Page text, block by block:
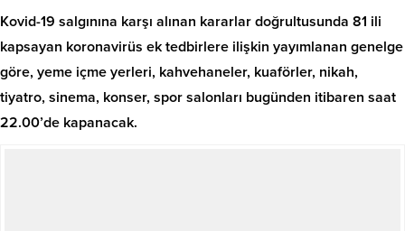
Kovid-19 salgınına karşı alınan kararlar doğrultusunda 81 ili
kapsayan koronavirüs ek tedbirlere ilişkin yayımlanan genelge
göre, yeme ­içme yerleri, kahvehaneler, kuaförler, nikah,
tiyatro, sinema, konser, spor salonları bugünden itibaren saat
22.00’de kapanacak.